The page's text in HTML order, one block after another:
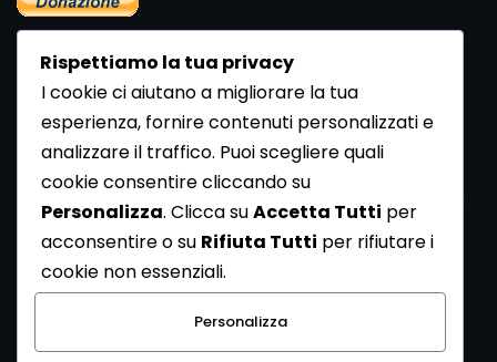
Newsletter
Se vuoi ricevere la Rivista gratuita di archeologia realizzata
dalla Redazione di ArcheoMedia iscriviti alla nostra
Newsletter [Clicca Qui]
Con l'invio del messaggio l'utente dichiara di aver letto
l’informativa sulla privacy e di acconsentire al trattamento
dei propri dati personali.
Rispettiamo la tua privacy
I cookie ci aiutano a migliorare la tua
esperienza, fornire contenuti personalizzati e
analizzare il traffico. Puoi scegliere quali
cookie consentire cliccando su
Personalizza. Clicca suAccetta Tutti per
acconsentire o su Rifiuta Tutti per rifiutare i
cookie non essenziali.
Personalizza